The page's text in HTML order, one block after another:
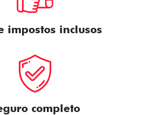
impostos inclusos
completo